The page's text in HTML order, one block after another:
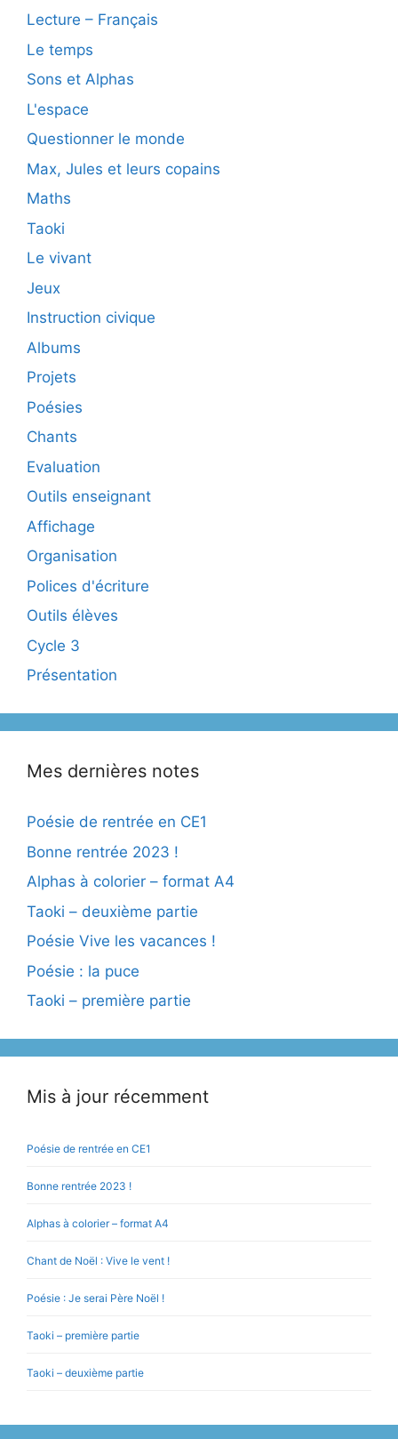
Lecture – Français
Le temps
Sons et Alphas
L'espace
Questionner le monde
Max, Jules et leurs copains
Maths
Taoki
Le vivant
Jeux
Instruction civique
Albums
Projets
Poésies
Chants
Evaluation
Outils enseignant
Affichage
Organisation
Polices d'écriture
Outils élèves
Cycle 3
Présentation
Mes dernières notes
Poésie de rentrée en CE1
Bonne rentrée 2023 !
Alphas à colorier – format A4
Taoki – deuxième partie
Poésie Vive les vacances !
Poésie : la puce
Taoki – première partie
Mis à jour récemment
Poésie de rentrée en CE1
Bonne rentrée 2023 !
Alphas à colorier – format A4
Chant de Noël : Vive le vent !
Poésie : Je serai Père Noël !
Taoki – première partie
Taoki – deuxième partie